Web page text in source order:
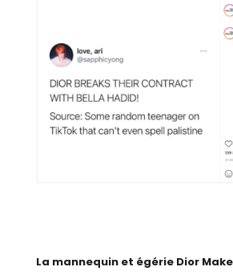
La mannequin et égérie Dior